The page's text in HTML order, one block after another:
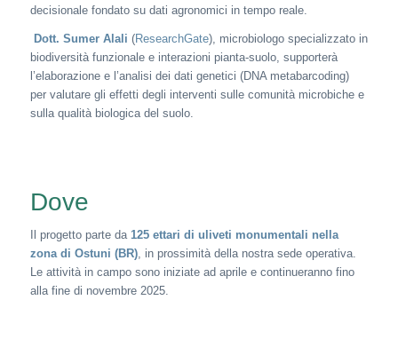
decisionale fondato su dati agronomici in tempo reale.
Dott. Sumer Alali (ResearchGate), microbiologo specializzato in
biodiversità funzionale e interazioni pianta-suolo, supporterà
l’elaborazione e l’analisi dei dati genetici (DNA metabarcoding)
per valutare gli effetti degli interventi sulle comunità microbiche e
sulla qualità biologica del suolo.
Dove
Il progetto parte da 125 ettari di uliveti monumentali nella
zona di Ostuni (BR), in prossimità della nostra sede operativa.
Le attività in campo sono iniziate ad aprile e continueranno fino
alla fine di novembre 2025.